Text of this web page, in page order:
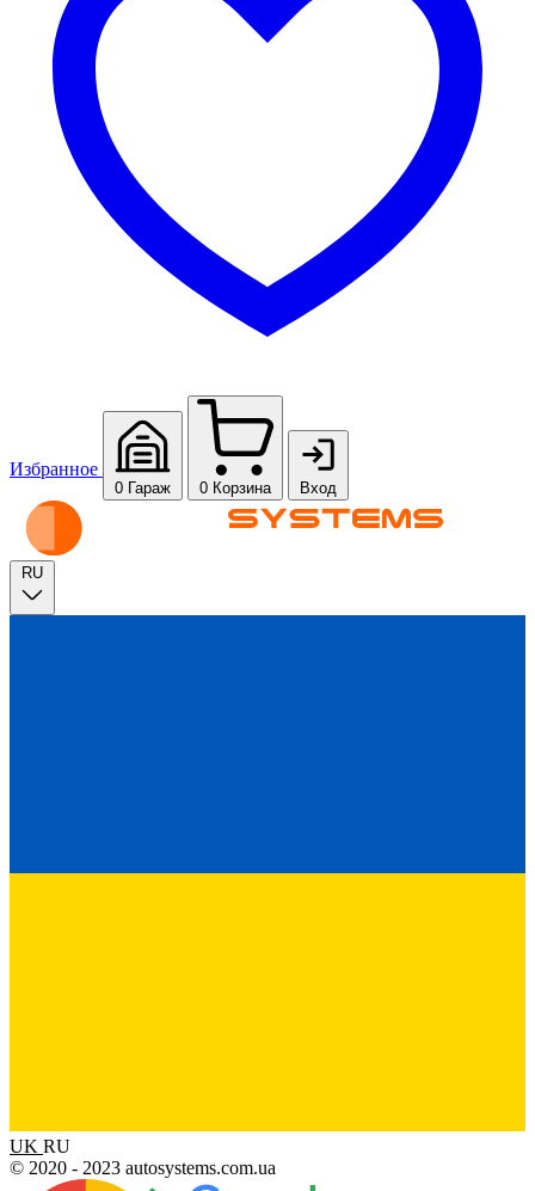
Избранное
0 Гараж 0 Корзина Вход
UK RU
© 2020 - 2023 autosystems.com.ua